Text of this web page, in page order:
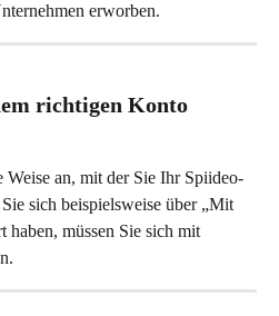
erworben.
richtigen Konto
Weise an, mit der Sie Ihr Spiideo-
sich beispielsweise über „Mit
haben, müssen Sie sich mit